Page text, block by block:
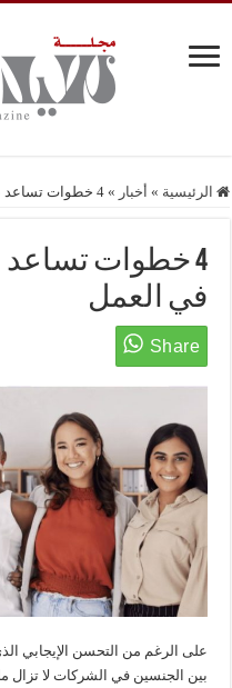
الرئيسية » أخبار » 4 خطوات تساعد على تمكين المرأة في العمل
4 خطوات تساعد
في العمل
على الرغم من التحسن الإيجابي
بين الجنسين في الشركات لا تزال